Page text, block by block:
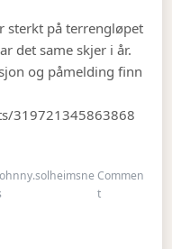
sterkt på terrengløpet
det same skjer i år.
og påmelding finn
319721345863868
Commen
ton Gubbetur